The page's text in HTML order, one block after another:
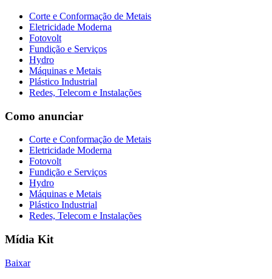
Corte e Conformação de Metais
Eletricidade Moderna
Fotovolt
Fundição e Serviços
Hydro
Máquinas e Metais
Plástico Industrial
Redes, Telecom e Instalações
Como anunciar
Corte e Conformação de Metais
Eletricidade Moderna
Fotovolt
Fundição e Serviços
Hydro
Máquinas e Metais
Plástico Industrial
Redes, Telecom e Instalações
Mídia Kit
Baixar